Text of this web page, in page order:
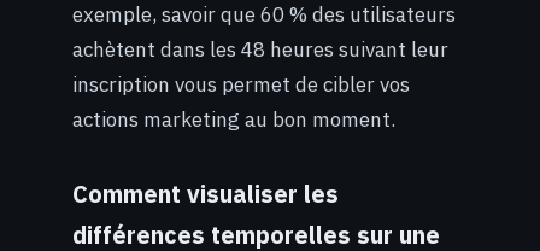
exemple, savoir que 60 % des utilisateurs
achètent dans les 48 heures suivant leur
inscription vous permet de cibler vos
actions marketing au bon moment.
Comment visualiser les
différences temporelles sur une